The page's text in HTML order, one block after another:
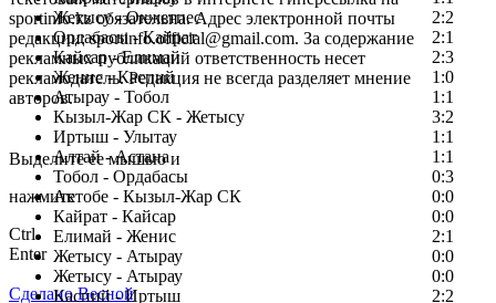
Жетысу - Окжетпес
2:2
Ордабасы - Кайрат
2:1
Кайсар - Елимай
2:3
Женис - Каспий
1:0
Атырау - Тобол
1:1
Кызыл-Жар СК - Жетысу
3:2
Иртыш - Улытау
1:1
Алтай - Астана
1:1
Тобол - Ордабасы
0:3
Актобе - Кызыл-Жар СК
0:0
Кайрат - Кайсар
0:0
Елимай - Женис
2:1
Жетысу - Атырау
0:0
Жетысу - Атырау
0:0
Каспий - Иртыш
2:2
sportinfo.kz обязательна. Адрес электронной почты
редакции: sportinfo.official@gmail.com. За содержание
рекламных публикаций ответственность несет
рекламодатель. Редакция не всегда разделяет мнение
авторов.
Заметили ошибку в тексте?
Выделите ее мышью и
нажмите
Ctrl
Enter
Сделано Весной